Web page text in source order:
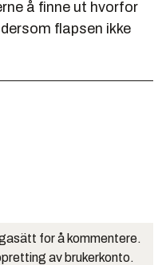
å finne ut hvorfor
flapsen ikke
for å kommentere.
av brukerkonto.